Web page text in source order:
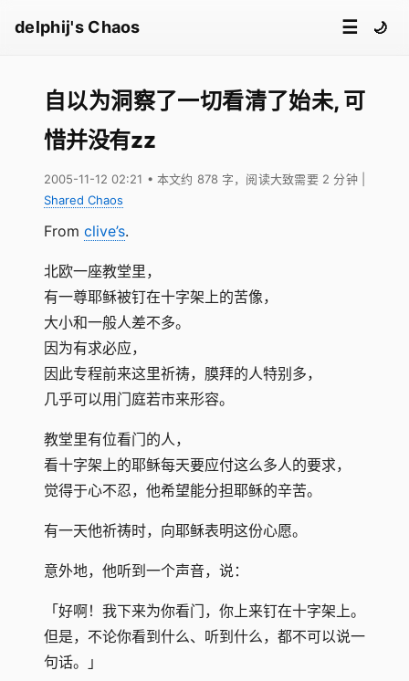
delphij's Chaos ☰ 🌙
自以为洞察了一切看清了始未, 可
惜并没有zz
2005-11-12 02:21 • 本文约 878 字，阅读大致需要 2 分钟
Shared Chaos
From clive’s.
北欧一座教堂里，
有一尊耶稣被钉在十字架上的苦像，
大小和一般人差不多。
因为有求必应，
因此专程前来这里祈祷，膜拜的人特别多，
几乎可以用门庭若市来形容。
教堂里有位看门的人，
看十字架上的耶稣每天要应付这么多人的要求，
觉得于心不忍，他希望能分担耶稣的辛苦。
有一天他祈祷时，向耶稣表明这份心愿。
意外地，他听到一个声音，说：
「好啊！我下来为你看门，你上来钉在十字架上。
但是，不论你看到什么、听到什么，都不可以说一
句话。」